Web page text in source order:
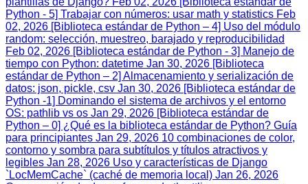
Python - 5] Trabajar con números: usar math y statistics Feb
02, 2026 [Biblioteca estándar de Python – 4] Uso del módulo
random: selección, muestreo, barajado y reproducibilidad
Feb 02, 2026 [Biblioteca estándar de Python - 3] Manejo de
tiempo con Python: datetime Jan 30, 2026 [Biblioteca
estándar de Python – 2] Almacenamiento y serialización de
datos: json, pickle, csv Jan 30, 2026 [Biblioteca estándar de
Python -1] Dominando el sistema de archivos y el entorno
OS: pathlib vs os Jan 29, 2026 [Biblioteca estándar de
Python – 0] ¿Qué es la biblioteca estándar de Python? Guía
para principiantes Jan 29, 2026 10 combinaciones de color,
contorno y sombra para subtítulos y títulos atractivos y
legibles Jan 28, 2026 Uso y características de Django
`LocMemCache` (caché de memoria local) Jan 26, 2026